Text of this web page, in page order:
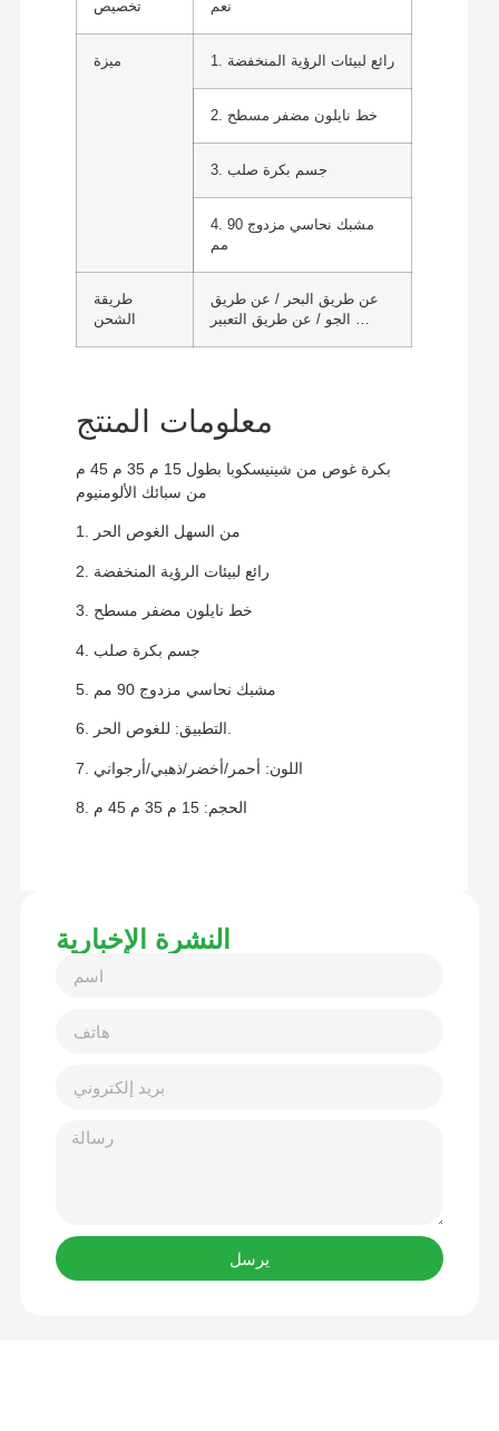
تخصيص نعم
ميزة 1. رائع لبيئات الرؤية المنخفضة
2. خط نايلون مضفر مسطح
3. جسم بكرة صلب
4. مشبك نحاسي مزدوج 90
مم
طريقة
الشحن
عن طريق البحر / عن طريق
معلومات المنتج
بكرة غوص من شينيسكوبا بطول 15 م 35 م 45 م
6. التطبيق: للغوص الحر.
النشرة الإخبارية
يرسل